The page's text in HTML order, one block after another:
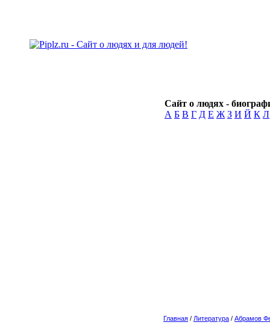
Сайт о людях -
А Б В Г Д Е Ж З И Й К Л
Главная / Литература / Абрамов